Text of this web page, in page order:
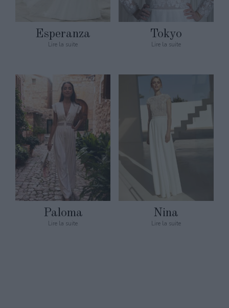
Esperanza
Lire la suite
Tokyo
Lire la suite
Paloma
Lire la suite
Nina
Lire la suite